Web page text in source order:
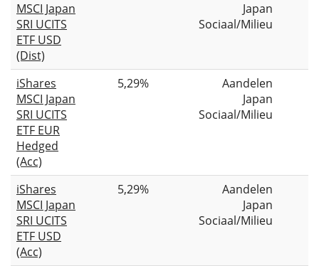
MSCI Japan
SRI UCITS
ETF USD
(Dist)
Japan
Sociaal/Milieu
iShares
MSCI Japan
SRI UCITS
ETF EUR
Hedged
(Acc)
5,29%
Aandelen
Japan
Sociaal/Milieu
iShares
MSCI Japan
SRI UCITS
ETF USD
(Acc)
5,29%
Aandelen
Japan
Sociaal/Milieu